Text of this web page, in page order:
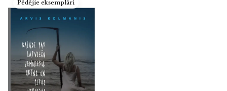
Pēdējie eksemplāri